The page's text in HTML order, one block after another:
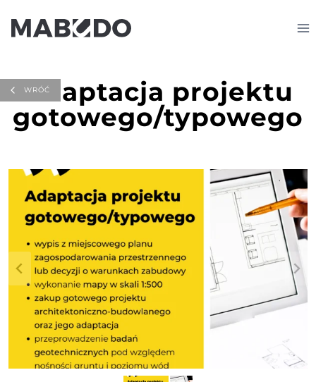
do
treści
WRÓĆ
Adaptacja projektu
gotowego/typowego